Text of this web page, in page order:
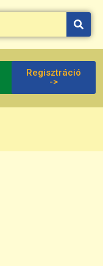
Regisztráció
->